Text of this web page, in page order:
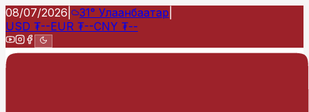
08/07/2026 31° Улаанбаатар
USD ₮--EUR ₮--CNY ₮--